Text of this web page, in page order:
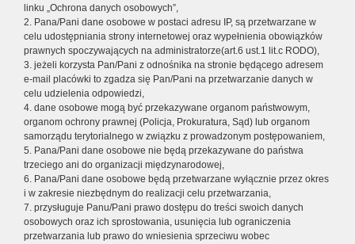
linku „Ochrona danych osobowych”,
2. Pana/Pani dane osobowe w postaci adresu IP, są przetwarzane w
celu udostępniania strony internetowej oraz wypełnienia obowiązków
prawnych spoczywających na administratorze(art.6 ust.1 lit.c RODO),
3. jeżeli korzysta Pan/Pani z odnośnika na stronie będącego adresem
e-mail placówki to zgadza się Pan/Pani na przetwarzanie danych w
celu udzielenia odpowiedzi,
4. dane osobowe mogą być przekazywane organom państwowym,
organom ochrony prawnej (Policja, Prokuratura, Sąd) lub organom
samorządu terytorialnego w związku z prowadzonym postępowaniem,
5. Pana/Pani dane osobowe nie będą przekazywane do państwa
trzeciego ani do organizacji międzynarodowej,
6. Pana/Pani dane osobowe będą przetwarzane wyłącznie przez okres
i w zakresie niezbędnym do realizacji celu przetwarzania,
7. przysługuje Panu/Pani prawo dostępu do treści swoich danych
osobowych oraz ich sprostowania, usunięcia lub ograniczenia
przetwarzania lub prawo do wniesienia sprzeciwu wobec